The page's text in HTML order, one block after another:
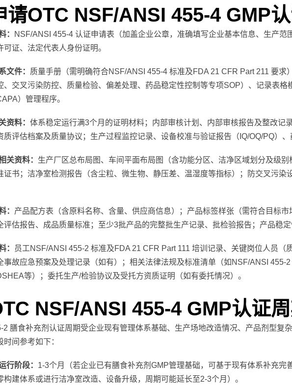
请OTC NSF/ANSI 455-4 GMP
：
NSF/ANSI 455-4 认证申请表（加盖企业公章，准确填写企业基本信息、生产
可证、法定代表人身份证明。
文件： 质量手册（需明确符合NSF/ANSI 455-4 标准及FDA 21 CFR Part 211 要
、交叉污染防控、质量检验、偏差处理、药品稳定性控制等专项SOP）、记录表格
）管理程序。
资料： 体系稳定运行满3个月的证明材料；内部审核计划、内部审核报告及整改记
质评估档案及质量协议；生产过程监控记录、设备校准与验证报告（IQ/OQ/PQ）、
关资料： 生产厂区总布局图、车间平面布局图（含功能分区、洁净区域划分及级
证书；洁净室检测报告（含尘粒、微生物、静压差、温湿度等指标）；防交叉污
： 产品配方表（含原料名称、含量、供应商信息）；产品标签样张（需符合目标
评估报告、成品质量标准；至少3批产品的完整批生产记录、批检验报告；产品稳定
：
员工NSF/ANSI 455-2 标准及FDA 21 CFR Part 111 培训记录、关键岗位人员（
事故应急预案及处理记录（如有）；相关法律法规及标准清单（如NSF/ANSI 455-
等）；委托生产/检验协议及受托方资质证明（如有委托情况）。
NSF/ANSI 455-4 GMP认证
2 膳食补充剂认证周期受企业现有管理体系基础、生产场地改造情况、产品剂型复
间参考如下：
行阶段： 1-3个月（若企业已有膳食补充剂GMP管理基础，可基于现有体系补充
构建体系或进行洁净室改造、设备升级，周期可能延长至2-3个月）。